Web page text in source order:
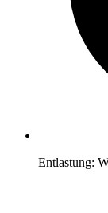
Entlastung: